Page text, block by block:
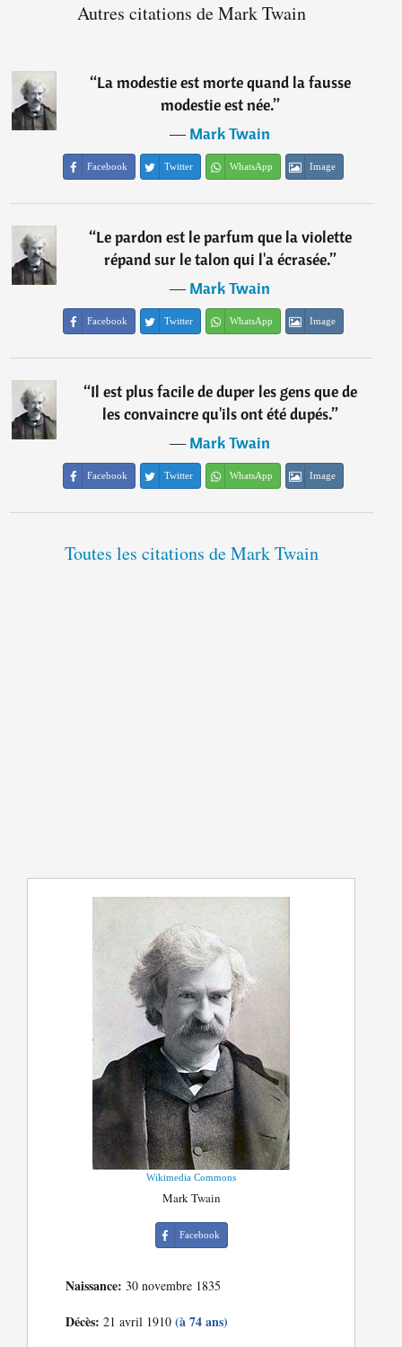
Autres citations de Mark Twain
“La modestie est morte quand la fausse
modestie est née.”
―Mark Twain
Facebook Twitter WhatsApp Image
“Le pardon est le parfum que la violette
répand sur le talon qui l'a écrasée.”
―Mark Twain
Facebook Twitter WhatsApp Image
“Il est plus facile de duper les gens que de
les convaincre qu'ils ont été dupés.”
―Mark Twain
Facebook Twitter WhatsApp Image
Toutes les citations de Mark Twain
Wikimedia Commons
Mark Twain
Facebook
Naissance: 30 novembre 1835
Décès: 21 avril 1910(à 74 ans)